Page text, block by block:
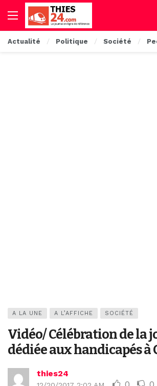
Actualité Politique Société
A LA UNE A L’AFFICHE SOCIÉTÉ
Vidéo/ Célébration de la
dédiée aux handicapés à
thies24